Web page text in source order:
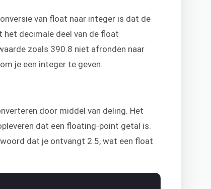
van float naar integer is dat de
decimale deel van de float
zoals 390.8 niet afronden naar
je een integer te geven.
door middel van deling. Het
dat een floating-point getal is.
dat je ontvangt 2.5, wat een float